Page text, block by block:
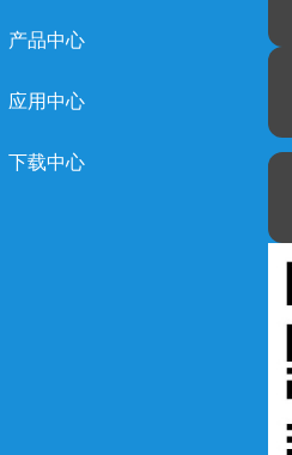
产品中心
应用中心
下载中心